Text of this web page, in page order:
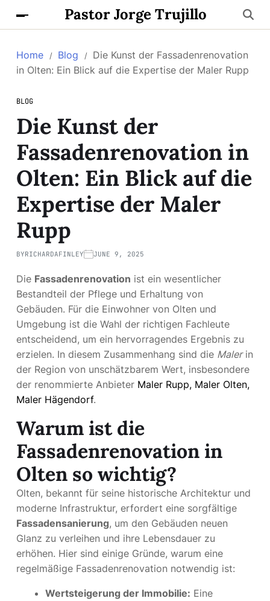
Pastor Jorge Trujillo
Home Blog
Die Kunst der Fassadenrenovation
in Olten: Ein Blick auf die Expertise der Maler Rupp
BLOG
Die Kunst der
Fassadenrenovation in
Olten: Ein Blick auf die
Expertise der Maler
Rupp
BYRICHARDAFINLEY JUNE 9, 2025
Die Fassadenrenovation ist ein wesentlicher
Bestandteil der Pflege und Erhaltung von
Gebäuden. Für die Einwohner von Olten und
Umgebung ist die Wahl der richtigen Fachleute
entscheidend, um ein hervorragendes Ergebnis zu
erzielen. In diesem Zusammenhang sind die Malerin
der Region von unschätzbarem Wert, insbesondere
der renommierte Anbieter Maler Rupp, Maler Olten,
Maler Hägendorf.
Warum ist die
Fassadenrenovation in
Olten so wichtig?
Olten, bekannt für seine historische Architektur und
moderne Infrastruktur, erfordert eine sorgfältige
Fassadensanierung, um den Gebäuden neuen
Glanz zu verleihen und ihre Lebensdauer zu
erhöhen. Hier sind einige Gründe, warum eine
regelmäßige Fassadenrenovation notwendig ist:
Wertsteigerung der Immobilie: Eine